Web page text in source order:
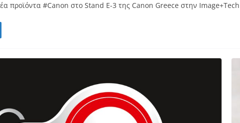
προϊόντα #Canon στο Stand E-3 της Canon Greece στην